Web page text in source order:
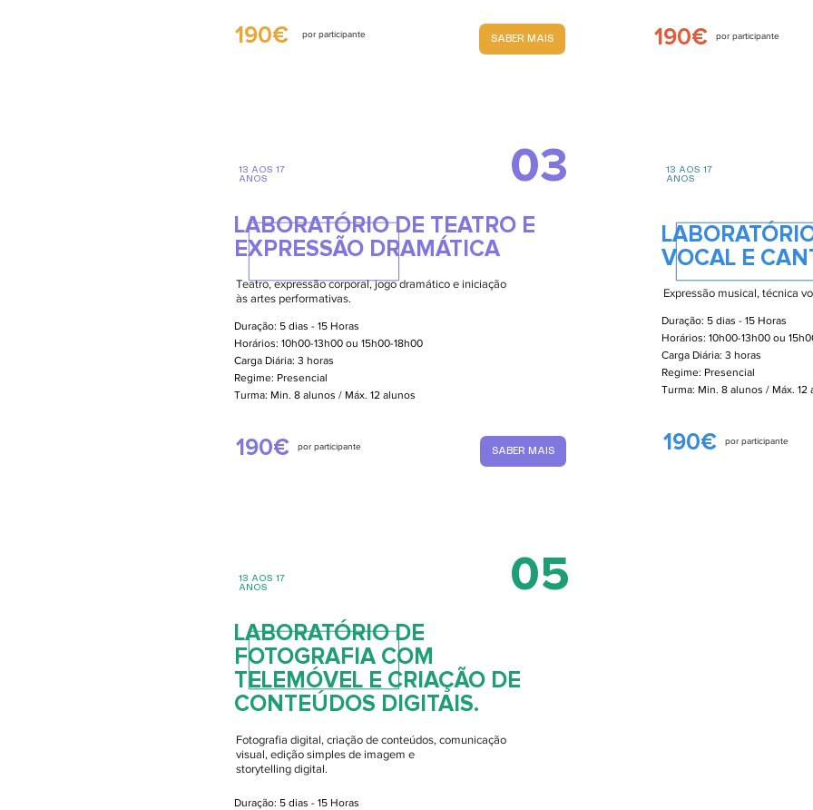
190€ por participante SABER MAIS 190€ por participante
13 AOS 17
ANOS
03
LABORATÓRIO DE TEATRO E
EXPRESSÃO DRAMÁTICA
Teatro, expressão corporal, jogo dramático e iniciação
às artes performativas.
Duração: 5 dias - 15 Horas
Horários: 10h00-13h00 ou 15h00-18h00
Carga Diária: 3 horas
Regime: Presencial
Turma: Min. 8 alunos / Máx. 12 alunos
190€ por participante SABER MAIS
13 AOS 17
ANOS
VOCAL E
Expressão musical, técnica
Duração: 5 dias - 15 Horas
Horários: 10h00-13h00 ou
Carga Diária: 3 horas
Regime: Presencial
Turma: Min. 8 alunos / Máx.
190€ por participante
13 AOS 17
ANOS
05
LABORATÓRIO DE
FOTOGRAFIA COM
TELEMÓVEL E CRIAÇÃO DE
CONTEÚDOS DIGITAIS.
Fotografia digital, criação de conteúdos, comunicação
visual, edição simples de imagem e
storytelling digital.
Duração: 5 dias - 15 Horas